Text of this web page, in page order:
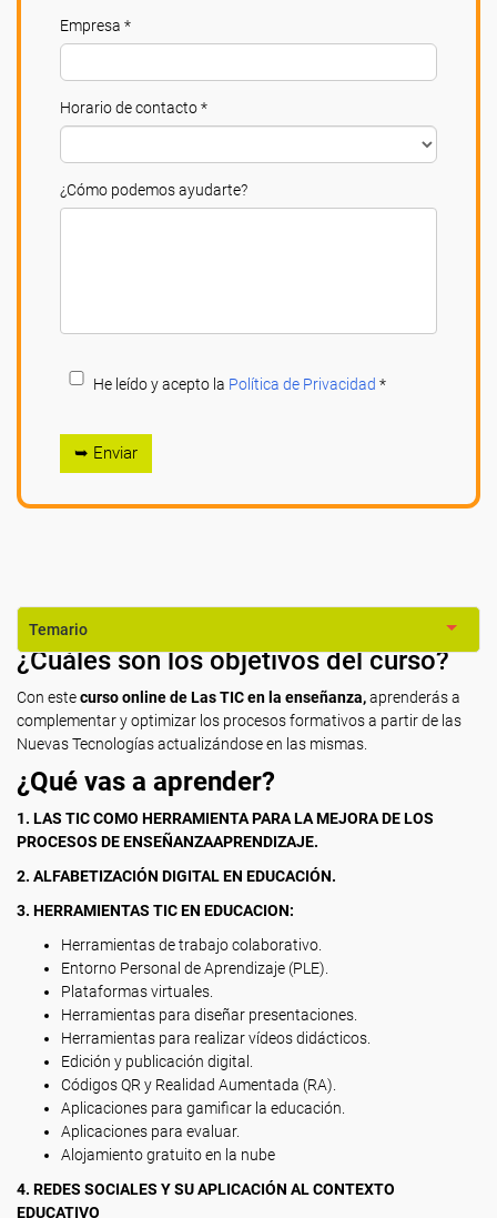
Empresa *
Horario de contacto *
¿Cómo podemos ayudarte?
He leído y acepto la Política de Privacidad *
➥ Enviar
Temario
¿Cuáles son los objetivos del curso?
Con estecurso online de Las TIC en la enseñanza,aprenderás a
complementar y optimizar los procesos formativos a partir de las
Nuevas Tecnologías actualizándose en las mismas.
¿Qué vas a aprender?
1. LAS TIC COMO HERRAMIENTA PARA LA MEJORA DE LOS
PROCESOS DE ENSEÑANZAAPRENDIZAJE.
2. ALFABETIZACIÓN DIGITAL EN EDUCACIÓN.
3. HERRAMIENTAS TIC EN EDUCACION:
Herramientas de trabajo colaborativo.
Entorno Personal de Aprendizaje (PLE).
Plataformas virtuales.
Herramientas para diseñar presentaciones.
Herramientas para realizar vídeos didácticos.
Edición y publicación digital.
Códigos QR y Realidad Aumentada (RA).
Aplicaciones para gamificar la educación.
Aplicaciones para evaluar.
Alojamiento gratuito en la nube
4. REDES SOCIALES Y SU APLICACIÓN AL CONTEXTO
EDUCATIVO